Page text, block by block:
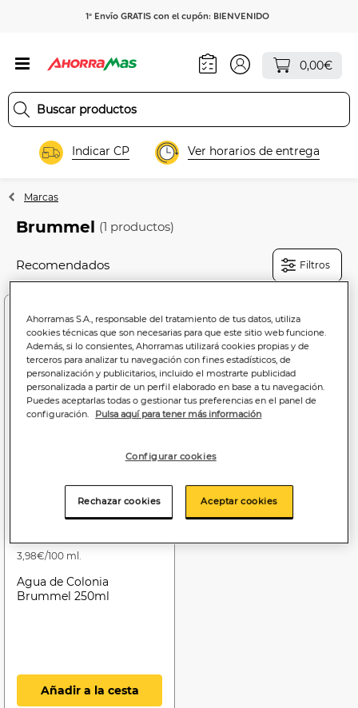
1º Envío GRATIS con el cupón: BIENVENIDO
0,00€
Indicar CP Ver horarios de entrega
Marcas
Brummel (1 productos)
Filtros
3,98€/100 ml.
Agua de Colonia
Brummel 250ml
Añadir a la cesta
Ahorramas S.A., responsable del tratamiento de tus datos, utiliza
cookies técnicas que son necesarias para que este sitio web funcione.
Además, si lo consientes, Ahorramas utilizará cookies propias y de
terceros para analizar tu navegación con fines estadísticos, de
personalización y publicitarios, incluido el mostrarte publicidad
personalizada a partir de un perfil elaborado en base a tu navegación.
Puedes aceptarlas todas o gestionar tus preferencias en el panel de
configuración. Pulsa aquí para tener más información
Configurar cookies
Rechazar cookies Aceptar cookies